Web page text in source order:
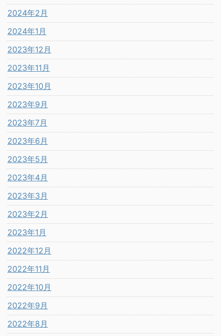
2024年2月
2024年1月
2023年12月
2023年11月
2023年10月
2023年9月
2023年7月
2023年6月
2023年5月
2023年4月
2023年3月
2023年2月
2023年1月
2022年12月
2022年11月
2022年10月
2022年9月
2022年8月